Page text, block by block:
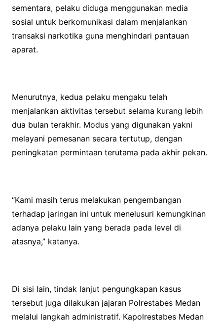
sementara, pelaku diduga menggunakan media
sosial untuk berkomunikasi dalam menjalankan
transaksi narkotika guna menghindari pantauan
aparat.
Menurutnya, kedua pelaku mengaku telah
menjalankan aktivitas tersebut selama kurang lebih
dua bulan terakhir. Modus yang digunakan yakni
melayani pemesanan secara tertutup, dengan
peningkatan permintaan terutama pada akhir pekan.
“Kami masih terus melakukan pengembangan
terhadap jaringan ini untuk menelusuri kemungkinan
adanya pelaku lain yang berada pada level di
atasnya,” katanya.
Di sisi lain, tindak lanjut pengungkapan kasus
tersebut juga dilakukan jajaran Polrestabes Medan
melalui langkah administratif. Kapolrestabes Medan